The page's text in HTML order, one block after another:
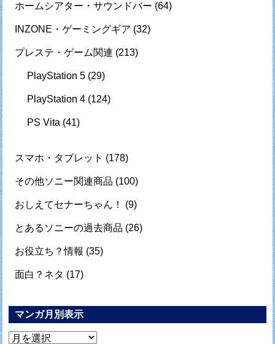
ホームシアター・サウンドバー (64)
INZONE・ゲーミングギア (32)
プレステ・ゲーム関連 (213)
PlayStation 5 (29)
PlayStation 4 (124)
PS Vita (41)
スマホ・タブレット (178)
その他ソニー関連商品 (100)
おしえてセナーちゃん！ (9)
とあるソニーの過去商品 (26)
お役立ち？情報 (35)
面白？ネタ (17)
マンガ月別表示
マ